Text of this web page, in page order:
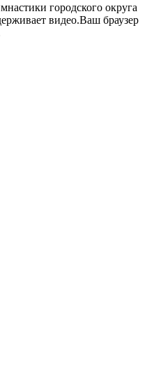
городского округа
видео.Ваш браузер